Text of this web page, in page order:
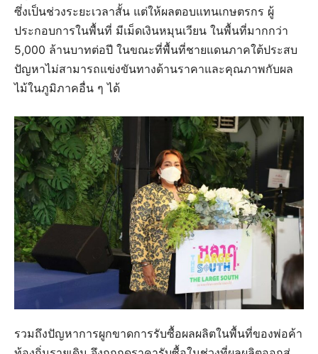
ซึ่งเป็นช่วงระยะเวลาสั้น แต่ให้ผลตอบแทนเกษตรกร ผู้
ประกอบการในพื้นที่ มีเม็ดเงินหมุนเวียน ในพื้นที่มากกว่า
5,000 ล้านบาทต่อปี ในขณะที่พื้นที่ชายแดนภาคใต้ประสบ
ปัญหาไม่สามารถแข่งขันทางด้านราคาและคุณภาพกับผล
ไม้ในภูมิภาคอื่น ๆ ได้
รวมถึงปัญหาการผูกขาดการรับซื้อผลผลิตในพื้นที่ของพ่อค้า